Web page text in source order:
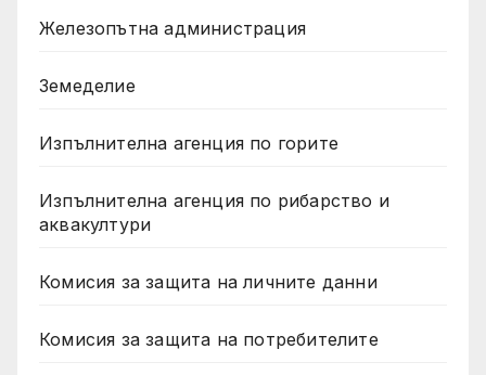
Железопътна администрация
Земеделие
Изпълнителна агенция по горите
Изпълнителна агенция по рибарство и
аквакултури
Комисия за защита на личните данни
Комисия за защита на потребителите